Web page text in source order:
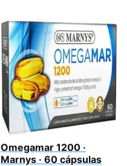
Omegamar 1200 ·
Marnys · 60 cápsulas